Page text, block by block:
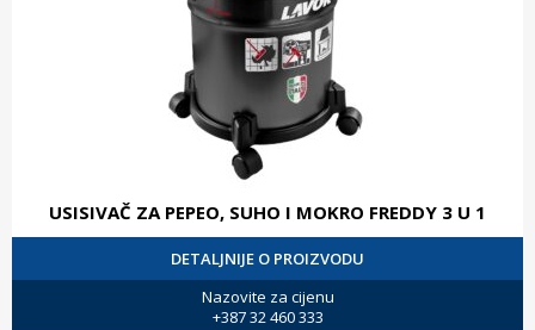
USISIVAČ ZA PEPEO, SUHO I MOKRO FREDDY 3 U 1
DETALJNIJE O PROIZVODU
Nazovite za cijenu
+387 32 460 333